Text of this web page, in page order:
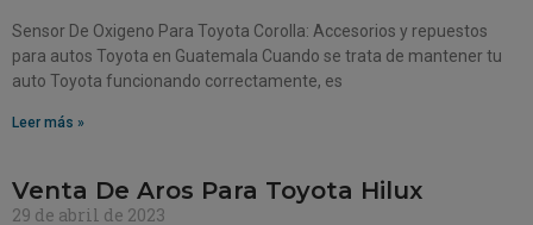
Sensor De Oxigeno Para Toyota Corolla: Accesorios y repuestos
para autos Toyota en Guatemala Cuando se trata de mantener tu
auto Toyota funcionando correctamente, es
Leer más »
Venta De Aros Para Toyota Hilux
29 de abril de 2023